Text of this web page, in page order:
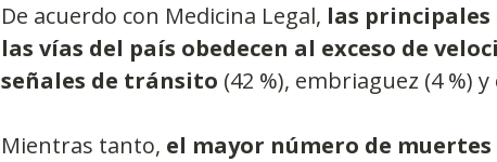
De acuerdo con Medicina Legal, las principales
las vías del país obedecen al exceso de
señales de tránsito (42 %), embriaguez (4 %)
Mientras tanto, el mayor número de